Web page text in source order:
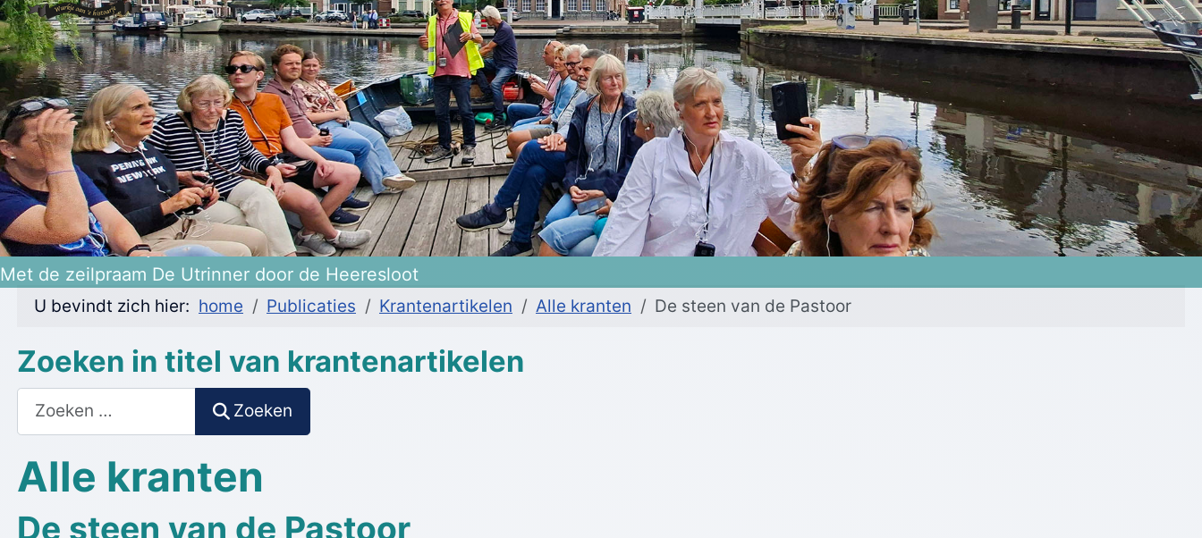
Heerenveen 475 jaar!
Met de zeilpraam De Utrinner door de Heeresloot
U bevindt zich hier: home Publicaties Krantenartikelen Alle kranten De steen van de Pastoor
Zoeken in titel van krantenartikelen
Zoeken
Zoeken
Alle kranten
De steen van de Pastoor